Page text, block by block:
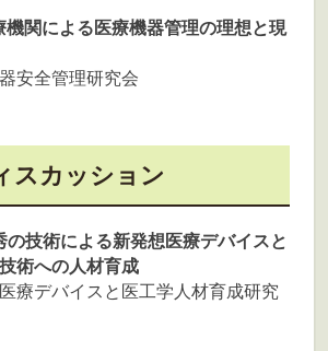
関による医療機器管理の理想と現
安全管理研究会
スカッション
技術による新発想医療デバイスと
術への人材育成
療デバイスと医工学人材育成研究